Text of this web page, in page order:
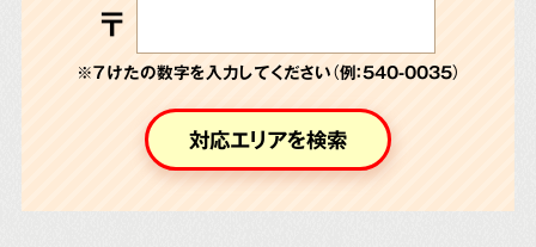
〒
※７けたの数字を入力してください（例：540-0035）
対応エリアを検索